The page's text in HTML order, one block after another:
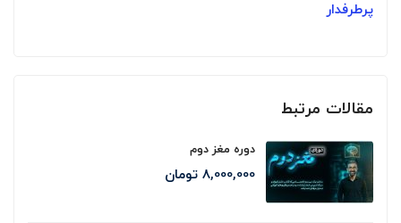
پرطرفدار
مقالات مرتبط
دوره مغز دوم
8,000,000 تومان